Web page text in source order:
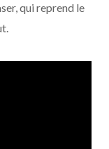
qui reprend le